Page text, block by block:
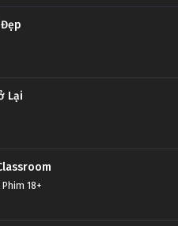
Lại
Phim 18+